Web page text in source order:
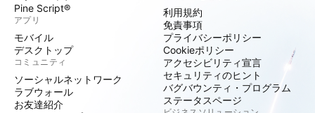
Pine Script®
アプリ
モバイル
デスクトップ
コミュニティ
ソーシャルネットワーク
ラブウォール
お友達紹介
利用規約
免責事項
プライバシーポリシー
Cookieポリシー
アクセシビリティ宣言
セキュリティのヒント
バグバウンティ・プログラム
ステータスページ